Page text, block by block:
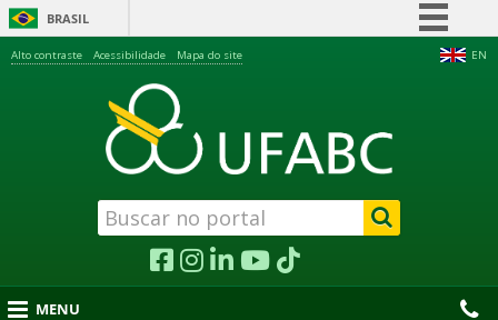
BRASIL
Acesso à informação
Legislação
Canais
EN
Alto contraste Acessibilidade Mapa do site
MENU